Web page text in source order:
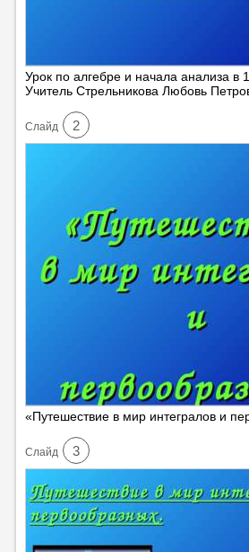
Урок по алгебре и начала анализа в
Учитель Стрельникова Любовь
Cлайд 2
«Путешествие в мир интегралов и
Cлайд 3